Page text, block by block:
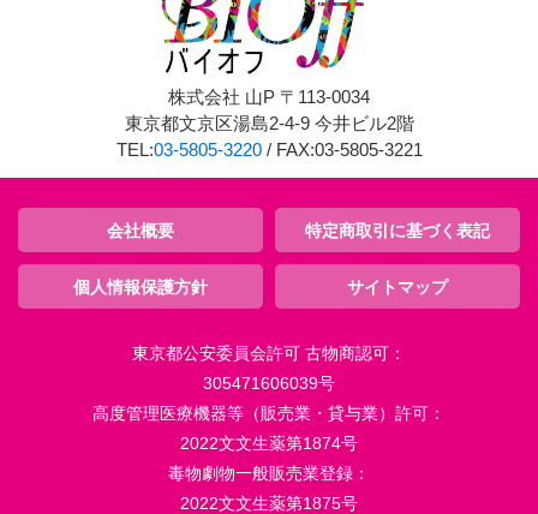
株式会社 山P 〒113-0034
東京都文京区湯島2-4-9 今井ビル2階
TEL:03-5805-3220/ FAX:03-5805-3221
会社概要 特定商取引に基づく表記
個人情報保護方針 サイトマップ
東京都公安委員会許可 古物商認可：
305471606039号
高度管理医療機器等（販売業・貸与業）許可：
2022文文生薬第1874号
毒物劇物一般販売業登録：
2022文文生薬第1875号